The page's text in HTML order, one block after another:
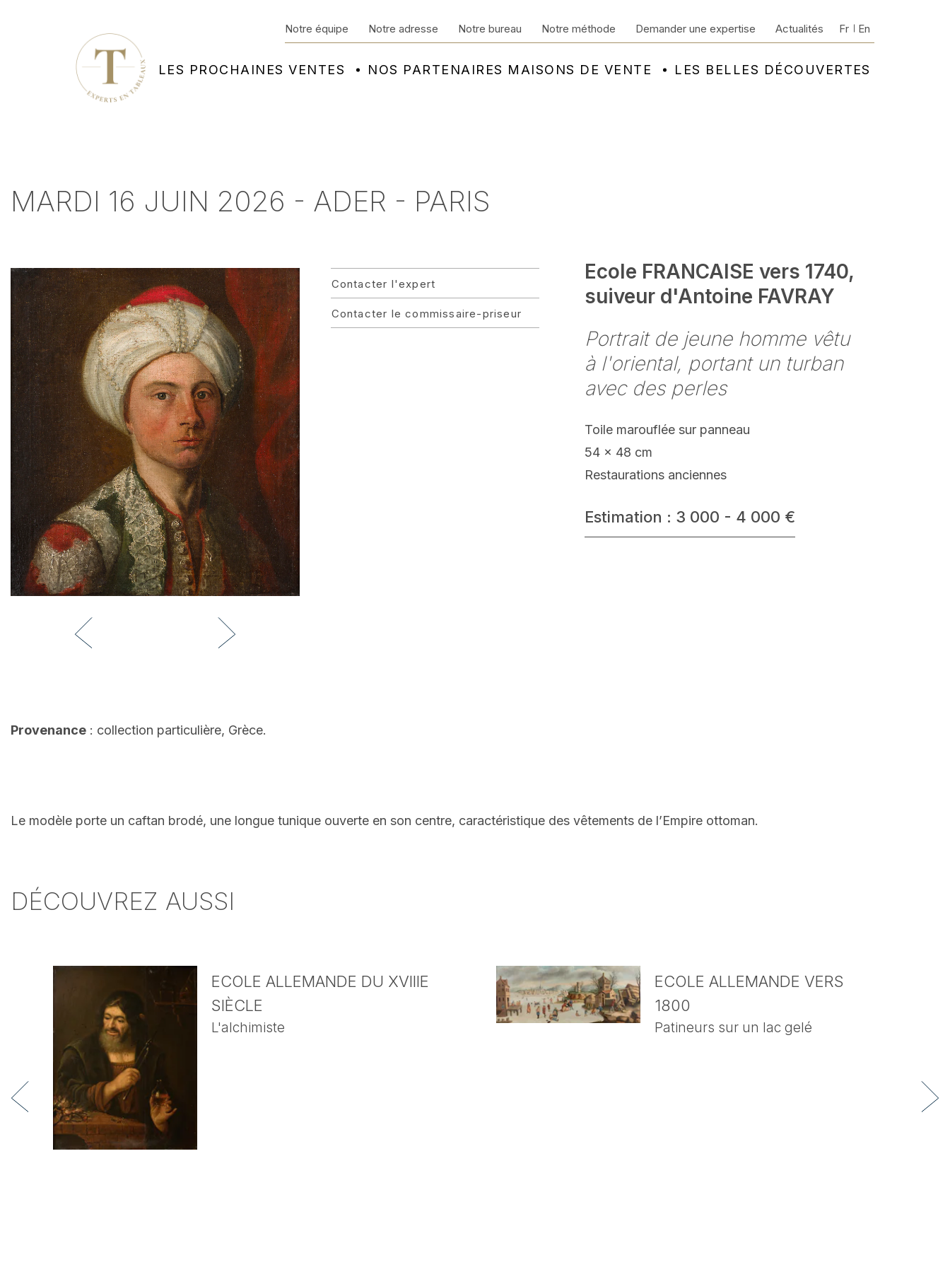
LES PROCHAINES VENTES NOS PARTENAIRES MAISONS DE VENTE LES BELLES DÉCOUVERTES
Notre équipe Notre adresse Notre bureau Notre méthode Demander une expertise Actualités Fr En
MARDI 16 JUIN 2026 - ADER - PARIS
Contacter l'expert
Contacter le commissaire-priseur
Ecole FRANCAISE vers 1740,
suiveur d'Antoine FAVRAY
Portrait de jeune homme vêtu
à l'oriental, portant un turban
avec des perles
Toile marouflée sur panneau
54 x 48 cm
Restaurations anciennes
Estimation : 3 000 - 4 000 €
Provenance : collection particulière, Grèce.
Le modèle porte un caftan brodé, une longue tunique ouverte en son centre, caractéristique des vêtements de l’Empire ottoman.
DÉCOUVREZ AUSSI
ECOLE ALLEMANDE DU XVIIIE
SIÈCLE
L'alchimiste
ECOLE ALLEMANDE VERS
1800
Patineurs sur un lac gelé